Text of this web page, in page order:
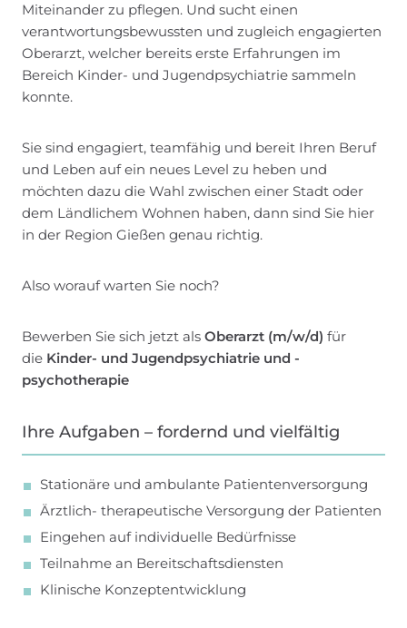
Miteinander zu pflegen. Und sucht einen
verantwortungsbewussten und zugleich engagierten
Oberarzt, welcher bereits erste Erfahrungen im
Bereich Kinder- und Jugendpsychiatrie sammeln
konnte.
Sie sind engagiert, teamfähig und bereit Ihren Beruf
und Leben auf ein neues Level zu heben und
möchten dazu die Wahl zwischen einer Stadt oder
dem Ländlichem Wohnen haben, dann sind Sie hier
in der Region Gießen genau richtig.
Also worauf warten Sie noch?
Bewerben Sie sich jetzt als Oberarzt (m/w/d) für
die Kinder- und Jugendpsychiatrie und -
psychotherapie
Ihre Aufgaben – fordernd und vielfältig
Stationäre und ambulante Patientenversorgung
Ärztlich- therapeutische Versorgung der Patienten
Eingehen auf individuelle Bedürfnisse
Teilnahme an Bereitschaftsdiensten
Klinische Konzeptentwicklung